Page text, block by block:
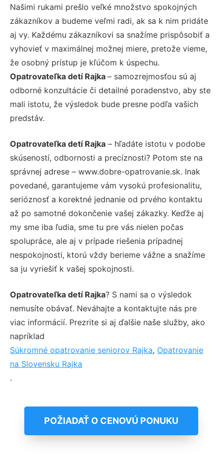
Našimi rukami prešlo veľké množstvo spokojných
zákazníkov a budeme veľmi radi, ak sa k nim pridáte
aj vy. Každému zákazníkovi sa snažíme prispôsobiť a
vyhovieť v maximálnej možnej miere, pretože vieme,
že osobný prístup je kľúčom k úspechu.
Opatrovateľka detí Rajka – samozrejmosťou sú aj
odborné konzultácie či detailné poradenstvo, aby ste
mali istotu, že výsledok bude presne podľa vašich
predstáv.
Opatrovateľka detí Rajka – hľadáte istotu v podobe
skúseností, odbornosti a precíznosti? Potom ste na
správnej adrese – www.dobre-opatrovanie.sk. Inak
povedané, garantujeme vám vysokú profesionalitu,
serióznosť a korektné jednanie od prvého kontaktu
až po samotné dokončenie vašej zákazky. Keďže aj
my sme iba ľudia, sme tu pre vás nielen počas
spolupráce, ale aj v prípade riešenia prípadnej
nespokojnosti, ktorú vždy berieme vážne a snažíme
sa ju vyriešiť k vašej spokojnosti.
Opatrovateľka detí Rajka? S nami sa o výsledok
nemusíte obávať. Neváhajte a kontaktujte nás pre
viac informácií. Prezrite si aj ďalšie naše služby, ako
napríklad
Súkromné opatrovanie seniorov Rajka, Opatrovanie
na Slovensku Rajka
.
POŽIADAŤ O CENOVÚ PONUKU